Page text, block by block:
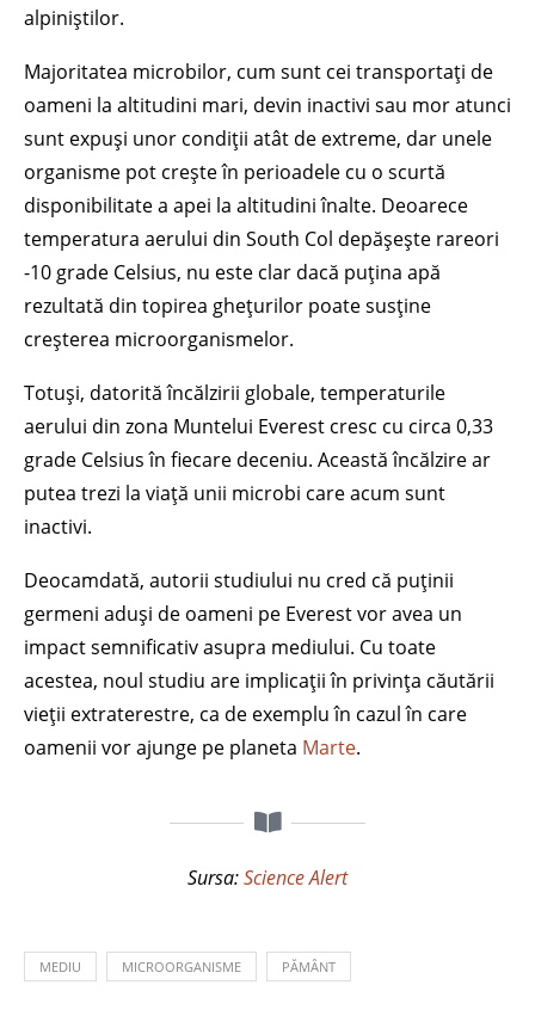
alpiniștilor.
Majoritatea microbilor, cum sunt cei transportați de
oameni la altitudini mari, devin inactivi sau mor atunci
sunt expuși unor condiții atât de extreme, dar unele
organisme pot crește în perioadele cu o scurtă
disponibilitate a apei la altitudini înalte. Deoarece
temperatura aerului din South Col depășește rareori
-10 grade Celsius, nu este clar dacă puțina apă
rezultată din topirea ghețurilor poate susține
creșterea microorganismelor.
Totuși, datorită încălzirii globale, temperaturile
aerului din zona Muntelui Everest cresc cu circa 0,33
grade Celsius în fiecare deceniu. Această încălzire ar
putea trezi la viață unii microbi care acum sunt
inactivi.
Deocamdată, autorii studiului nu cred că puținii
germeni aduși de oameni pe Everest vor avea un
impact semnificativ asupra mediului. Cu toate
acestea, noul studiu are implicații în privința căutării
vieții extraterestre, ca de exemplu în cazul în care
oamenii vor ajunge pe planeta Marte.
Sursa:Science Alert
MEDIU MICROORGANISME PĂMÂNT